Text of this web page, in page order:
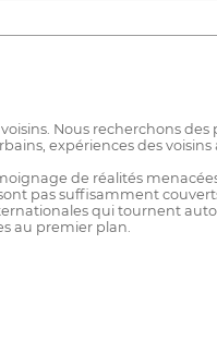
Nous recherchons
expériences des voisins
de réalités
pas suffisamment
qui tournent
au premier plan.